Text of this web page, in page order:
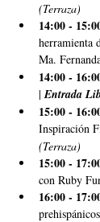
(Terraza)
14:00 -
herramienta
Ma.
14:00 -
| Entrada
15:00 -
Inspiración
(Terraza)
15:00 -
con Ruby
16:00 -